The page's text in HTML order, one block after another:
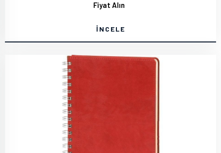
Fiyat Alın
İNCELE